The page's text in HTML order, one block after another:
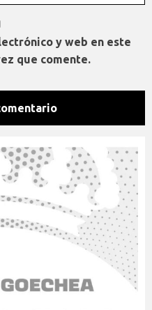
y web en este
que comente.